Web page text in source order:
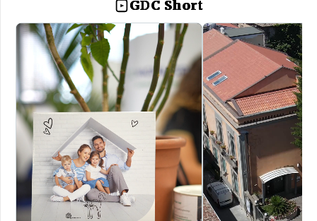
GDC Short